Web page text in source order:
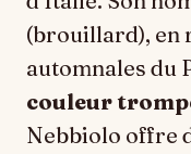
(brouillard), en
automnales du
couleur
Nebbiolo offre